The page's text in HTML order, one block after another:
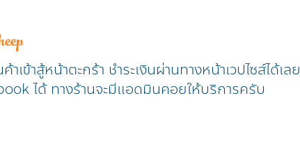
ข้าสู้หน้าตะกร้า ชำระเงินผ่านทางหน้าเวปไซส์ได้เลย
ได้ ทางร้านจะมีแอดมินคอยให้บริการครับ